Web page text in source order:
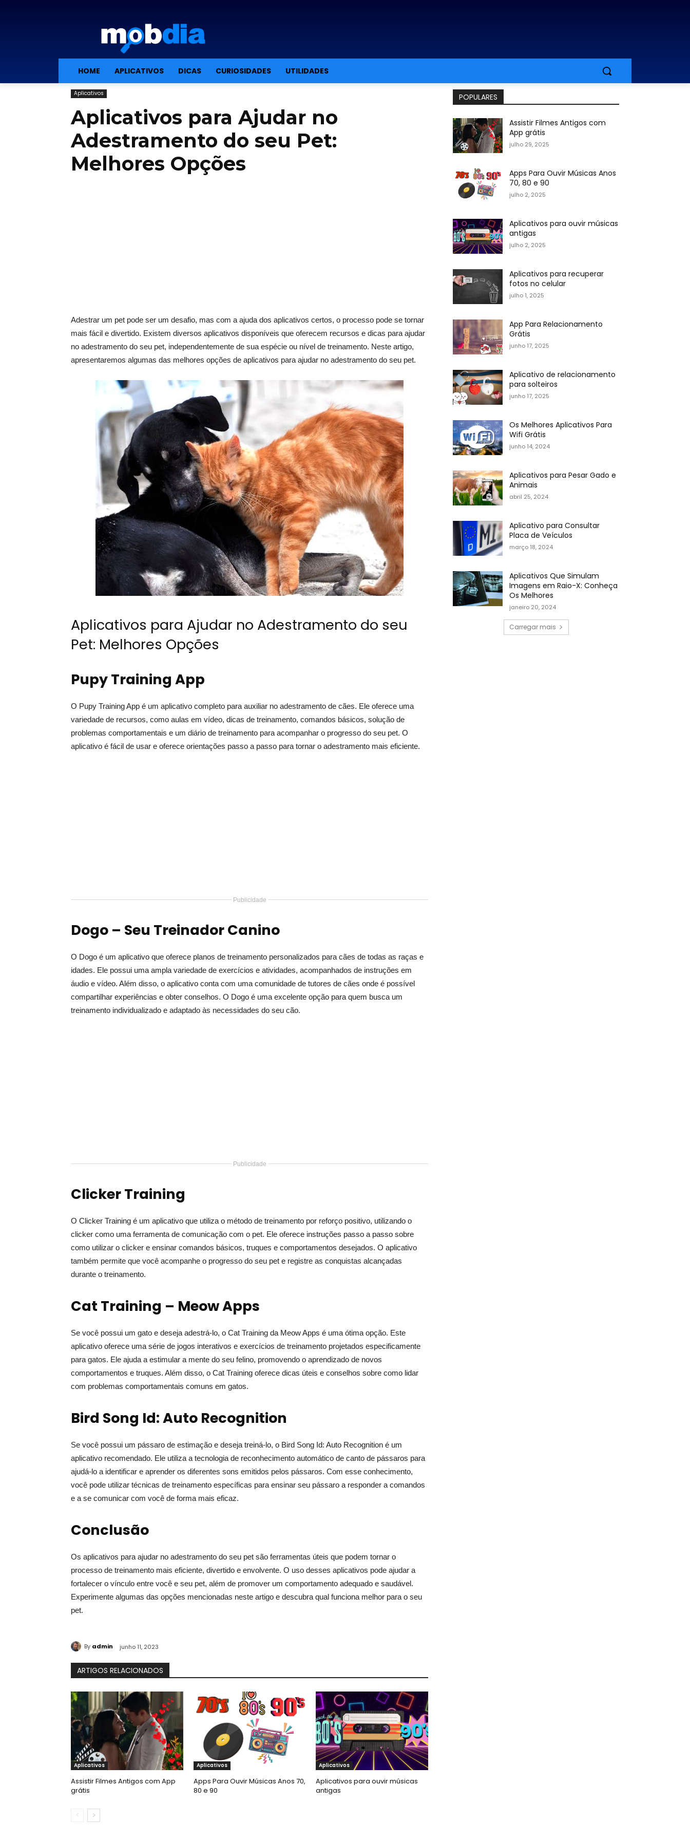
HOME APLICATIVOS DICAS CURIOSIDADES UTILIDADES
Aplicativos
Aplicativos para Ajudar no
Adestramento do seu Pet:
Melhores Opções
Adestrar um pet pode ser um desafio, mas com a ajuda dos aplicativos certos, o processo pode se tornar
mais fácil e divertido. Existem diversos aplicativos disponíveis que oferecem recursos e dicas para ajudar
no adestramento do seu pet, independentemente de sua espécie ou nível de treinamento. Neste artigo,
apresentaremos algumas das melhores opções de aplicativos para ajudar no adestramento do seu pet.
Aplicativos para Ajudar no Adestramento do seu
Pet: Melhores Opções
Pupy Training App
O Pupy Training App é um aplicativo completo para auxiliar no adestramento de cães. Ele oferece uma
variedade de recursos, como aulas em vídeo, dicas de treinamento, comandos básicos, solução de
problemas comportamentais e um diário de treinamento para acompanhar o progresso do seu pet. O
aplicativo é fácil de usar e oferece orientações passo a passo para tornar o adestramento mais eficiente.
Publicidade
Dogo – Seu Treinador Canino
O Dogo é um aplicativo que oferece planos de treinamento personalizados para cães de todas as raças e
idades. Ele possui uma ampla variedade de exercícios e atividades, acompanhados de instruções em
áudio e vídeo. Além disso, o aplicativo conta com uma comunidade de tutores de cães onde é possível
compartilhar experiências e obter conselhos. O Dogo é uma excelente opção para quem busca um
treinamento individualizado e adaptado às necessidades do seu cão.
Publicidade
Clicker Training
O Clicker Training é um aplicativo que utiliza o método de treinamento por reforço positivo, utilizando o
clicker como uma ferramenta de comunicação com o pet. Ele oferece instruções passo a passo sobre
como utilizar o clicker e ensinar comandos básicos, truques e comportamentos desejados. O aplicativo
também permite que você acompanhe o progresso do seu pet e registre as conquistas alcançadas
durante o treinamento.
Cat Training – Meow Apps
Se você possui um gato e deseja adestrá-lo, o Cat Training da Meow Apps é uma ótima opção. Este
aplicativo oferece uma série de jogos interativos e exercícios de treinamento projetados especificamente
para gatos. Ele ajuda a estimular a mente do seu felino, promovendo o aprendizado de novos
comportamentos e truques. Além disso, o Cat Training oferece dicas úteis e conselhos sobre como lidar
com problemas comportamentais comuns em gatos.
Bird Song Id: Auto Recognition
Se você possui um pássaro de estimação e deseja treiná-lo, o Bird Song Id: Auto Recognition é um
aplicativo recomendado. Ele utiliza a tecnologia de reconhecimento automático de canto de pássaros para
ajudá-lo a identificar e aprender os diferentes sons emitidos pelos pássaros. Com esse conhecimento,
você pode utilizar técnicas de treinamento específicas para ensinar seu pássaro a responder a comandos
e a se comunicar com você de forma mais eficaz.
Conclusão
Os aplicativos para ajudar no adestramento do seu pet são ferramentas úteis que podem tornar o
processo de treinamento mais eficiente, divertido e envolvente. O uso desses aplicativos pode ajudar a
fortalecer o vínculo entre você e seu pet, além de promover um comportamento adequado e saudável.
Experimente algumas das opções mencionadas neste artigo e descubra qual funciona melhor para o seu
pet.
By admin junho 11, 2023
ARTIGOS RELACIONADOS
Aplicativos
Assistir Filmes Antigos com App
grátis
Aplicativos
Apps Para Ouvir Músicas Anos 70,
80 e 90
Aplicativos
Aplicativos para ouvir músicas
antigas
POPULARES
Assistir Filmes Antigos com
App grátis
julho 29, 2025
Apps Para Ouvir Músicas Anos
70, 80 e 90
julho 2, 2025
Aplicativos para ouvir músicas
antigas
julho 2, 2025
Aplicativos para recuperar
fotos no celular
julho 1, 2025
App Para Relacionamento
Grátis
junho 17, 2025
Aplicativo de relacionamento
para solteiros
junho 17, 2025
Os Melhores Aplicativos Para
Wifi Grátis
junho 14, 2024
Aplicativos para Pesar Gado e
Animais
abril 25, 2024
Aplicativo para Consultar
Placa de Veículos
março 18, 2024
Aplicativos Que Simulam
Imagens em Raio-X: Conheça
Os Melhores
janeiro 20, 2024
Carregar mais